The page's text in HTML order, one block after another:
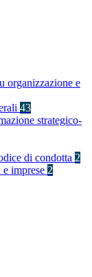
organizzazione e
43
strategico-
di condotta 2
imprese 2